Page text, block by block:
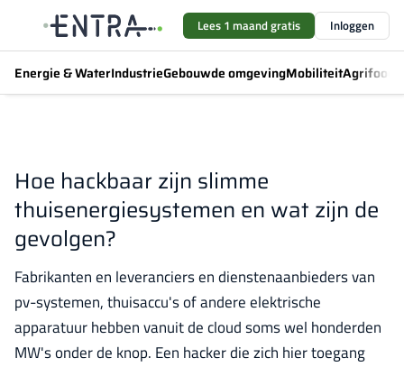
Lees 1 maand gratis Inloggen
Energie & WaterIndustrieGebouwde omgevingMobiliteitAgrifood
Hoe hackbaar zijn slimme
thuisenergiesystemen en wat zijn de
gevolgen?
Fabrikanten en leveranciers en dienstenaanbieders van
pv-systemen, thuisaccu's of andere elektrische
apparatuur hebben vanuit de cloud soms wel honderden
MW's onder de knop. Een hacker die zich hier toegang